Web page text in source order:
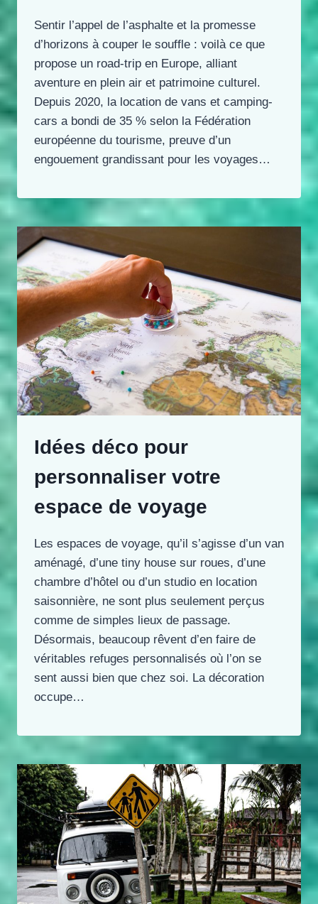
Sentir l’appel de l’asphalte et la promesse
d’horizons à couper le souffle : voilà ce que
propose un road-trip en Europe, alliant
aventure en plein air et patrimoine culturel.
Depuis 2020, la location de vans et camping-
cars a bondi de 35 % selon la Fédération
européenne du tourisme, preuve d’un
engouement grandissant pour les voyages…
Idées déco pour
personnaliser votre
espace de voyage
Les espaces de voyage, qu’il s’agisse d’un van
aménagé, d’une tiny house sur roues, d’une
chambre d’hôtel ou d’un studio en location
saisonnière, ne sont plus seulement perçus
comme de simples lieux de passage.
Désormais, beaucoup rêvent d’en faire de
véritables refuges personnalisés où l’on se
sent aussi bien que chez soi. La décoration
occupe…